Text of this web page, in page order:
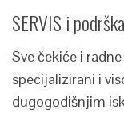
SERVIS i
Sve čekiće i
specijalizirani i
dugogodišnjim